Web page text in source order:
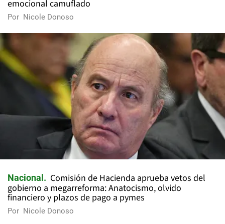
emocional camuflado
Por Nicole Donoso
Nacional
Comisión de Hacienda aprueba vetos del
gobierno a megarreforma: Anatocismo, olvido
financiero y plazos de pago a pymes
Por Nicole Donoso